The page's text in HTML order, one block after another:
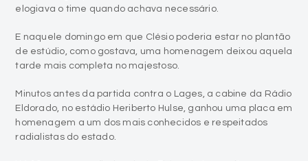
elogiava o time quando achava necessário.
E naquele domingo em que Clésio poderia estar no plantão
de estúdio, como gostava, uma homenagem deixou aquela
tarde mais completa no majestoso.
Minutos antes da partida contra o Lages, a cabine da Rádio
Eldorado, no estádio Heriberto Hulse, ganhou uma placa em
homenagem a um dos mais conhecidos e respeitados
radialistas do estado.